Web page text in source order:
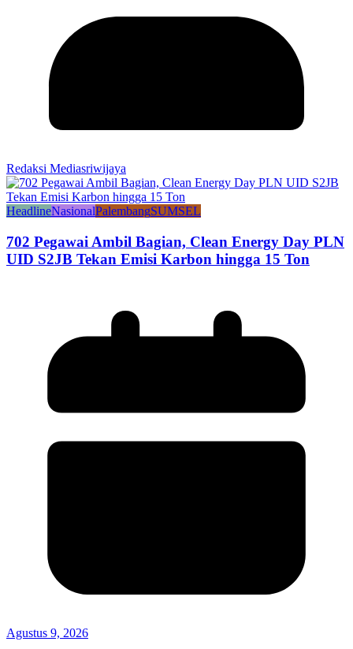
Redaksi Mediasriwijaya
HeadlineNasionalPalembangSUMSEL
702 Pegawai Ambil Bagian, Clean Energy Day PLN
UID S2JB Tekan Emisi Karbon hingga 15 Ton
Agustus 9, 2026